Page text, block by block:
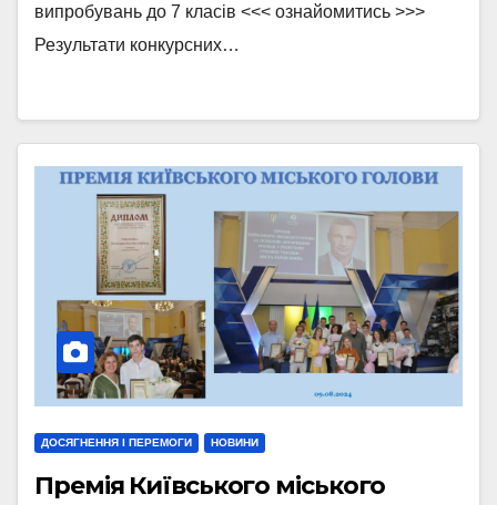
випробувань до 7 класів <<< ознайомитись >>>
Результати конкурсних…
ДОСЯГНЕННЯ І ПЕРЕМОГИ НОВИНИ
Премія Київського міського